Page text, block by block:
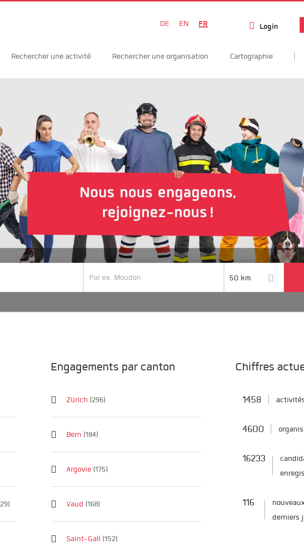
DE EN FR Login
Rechercher une activité Rechercher une organisation Cartographie
50 km
Engagements par canton
Zürich (296)
Bern (184)
Argovie (175)
Vaud (168)
Saint-Gall (152)
Chiffres
1458
4600
16233
116
derniers